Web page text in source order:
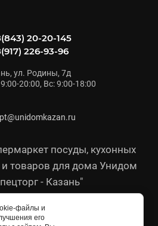
посуды, кухонных
товаров для дома Унидом
- Казань"
персональных данных
20-20-145
226-93-96
ул. Родины, 7д
20:00, Вс: 9:00-18:00
файлы и
его